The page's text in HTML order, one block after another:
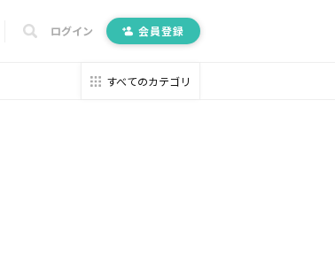
ログイン 会員登録
すべてのカテゴリ